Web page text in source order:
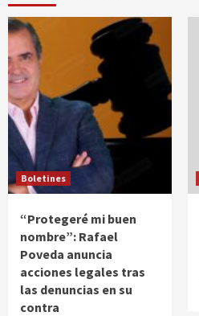
Boletines
“Protegeré mi buen
nombre”: Rafael
Poveda anuncia
acciones legales tras
las denuncias en su
contra